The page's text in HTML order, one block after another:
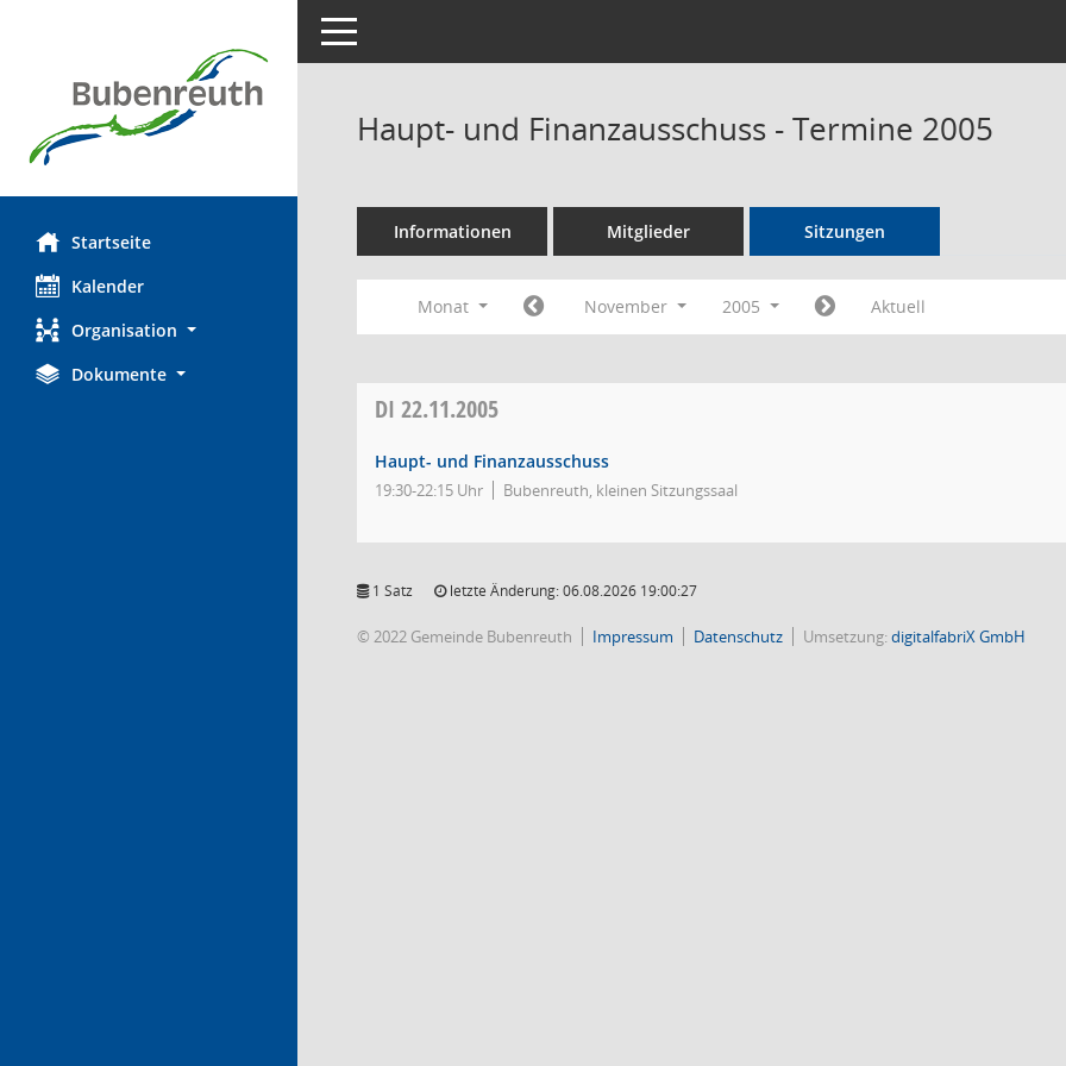
Startseite
Kalender
Organisation
Dokumente
Toggle navigation
Haupt- und Finanzausschuss - Termine 2005
Informationen Mitglieder Sitzungen
Monat November 2005 Aktuell
DI 22.11.2005
Haupt- und Finanzausschuss
19:30-22:15 Uhr Bubenreuth, kleinen Sitzungssaal
1 Satz letzte Änderung: 06.08.2026 19:00:27
© 2022 Gemeinde Bubenreuth Impressum Datenschutz Umsetzung:digitalfabriX GmbH